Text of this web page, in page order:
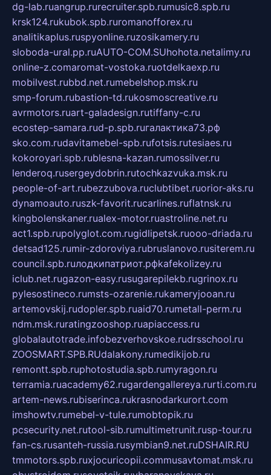
dg-lab.ruangrup.rurecruiter.spb.rumusic8.spb.ru
krsk124.rukubok.spb.ruromanofforex.ru
analitikaplus.ruspyonline.ruzosikamery.ru
sloboda-ural.pp.ruAUTO-COM.SUhohota.netalimy.ru
online-z.comaromat-vostoka.ruotdelkaexp.ru
mobilvest.rubbd.net.rumebelshop.msk.ru
smp-forum.rubastion-td.rukosmoscreative.ru
avrmotors.ruart-galadesign.rutiffany-c.ru
ecostep-samara.rud-p.spb.ruгалактика73.рф
sko.com.rudavitamebel-spb.rufotsis.rutesiaes.ru
kokoroyari.spb.rublesna-kazan.rumossilver.ru
lenderoq.rusergeydobrin.rutochkazvuka.msk.ru
people-of-art.rubezzubova.ruclubtibet.ruorior-aks.ru
dynamoauto.ruszk-favorit.rucarlines.ruflatnsk.ru
kingbolenskaner.rualex-motor.ruastroline.net.ru
act1.spb.rupolyglot.com.rugidlipetsk.ruooo-driada.ru
detsad125.rumir-zdoroviya.rubruslanovo.rusiterem.ru
council.spb.ruлодкипатриот.рфkafekolizey.ru
iclub.net.rugazon-easy.rusugarepilekb.rugrinox.ru
pylesostineco.rumsts-ozarenie.rukameryjooan.ru
artemovskij.rudopler.spb.ruaid70.rumetall-perm.ru
ndm.msk.ruratingzooshop.ruapiaccess.ru
globalautotrade.infobezverhovskoe.rudrsschool.ru
ZOOSMART.SPB.RUdalakony.rumedikijob.ru
remontt.spb.ruphotostudia.spb.rumyragon.ru
terramia.ruacademy62.rugardengallereya.rurti.com.ru
artem-news.rubiserinca.rukrasnodarkurort.com
imshowtv.rumebel-v-tule.rumobtopik.ru
pcsecurity.net.rutool-sib.rumultimetrunit.rusp-tour.ru
fan-cs.rusanteh-russia.rusymbian9.net.ruDSHAIR.RU
tmmotors.spb.ruxjocuricopii.commusavtomat.msk.ru